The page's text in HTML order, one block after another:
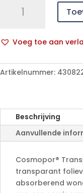
TRANSPARENT
50
aantal
Voeg toe aan
l
t
n
a
Artikelnummer:
Beschrijving
Aanvullende
Cosmopor®
transparant
absorberend